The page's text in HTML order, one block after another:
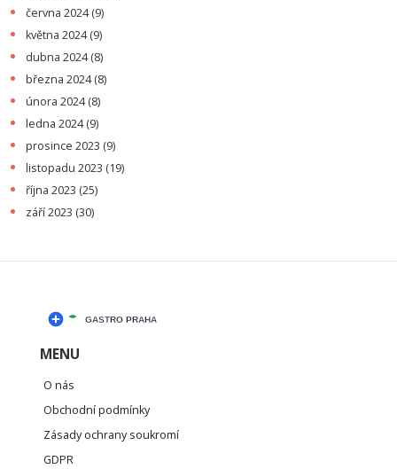
června 2024(9)
května 2024(9)
dubna 2024(8)
března 2024(8)
února 2024(8)
ledna 2024(9)
prosince 2023 (9)
listopadu 2023 (19)
října 2023 (25)
září 2023 (30)
MENU
O nás
Obchodní podmínky
Zásady ochrany soukromí
GDPR